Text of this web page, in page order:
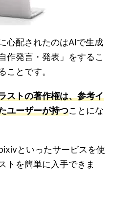
心配されたのはAIで生成
作発言・発表」をするこ
ことです。
ストの著作権は、参考イ
ユーザーが持つことにな
といったサービスを使
トを簡単に入手できま